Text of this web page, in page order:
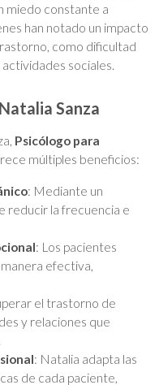
miedo constante a
han notado un impacto
como dificultad
sociales.
Sanza
Psicólogo para
múltiples beneficios:
: Mediante un
reducir la frecuencia e
: Los pacientes
efectiva,
el trastorno de
y relaciones que
: Natalia adapta las
de cada paciente,